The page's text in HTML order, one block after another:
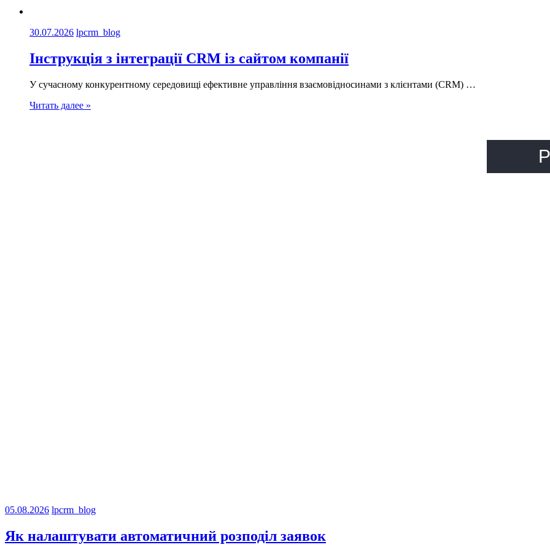
30.07.2026 lpcrm_blog
Інструкція з інтеграції CRM із сайтом компанії
У сучасному конкурентному середовищі ефективне управління взаємовідносинами з клієнтами (CRM) …
Читать далее »
05.08.2026 lpcrm_blog
Як налаштувати автоматичний розподіл заявок